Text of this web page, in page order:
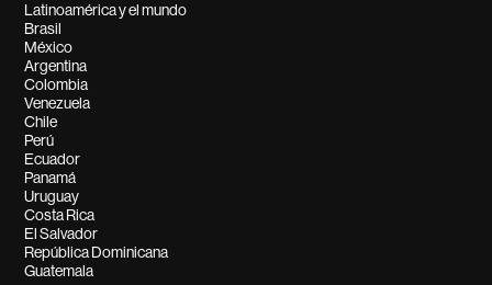
Latinoamérica y el mundo
Brasil
México
Argentina
Colombia
Venezuela
Chile
Perú
Ecuador
Panamá
Uruguay
Costa Rica
El Salvador
República Dominicana
Guatemala